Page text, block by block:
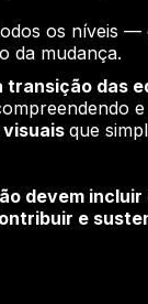
os níveis
da mudança.
das
que
devem
e